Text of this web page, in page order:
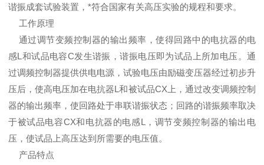
谐振成套试验装置，*符合国家有关高压实验的规程和要求。
工作原理
通过调节变频控制器的输出频率，使得回路中的电抗器的电
感L和试品电容C发生谐振，谐振电压即为试品上所加电压。通
过调频控制器提供供电电源，试验电压由励磁变压器经过初步升
压后，使高电压加在电抗器L和被试品CX上，通过改变调频控制
器的输出频率，使回路处于串联谐振状态；回路的谐振频率取决
于被试品电容CX和电抗器的电感L，调节变频控制器的输出电
压，使试品上高压达到所需要的电压值。
产品特点